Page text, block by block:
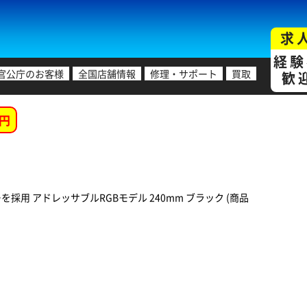
公庁のお客様 全国店舗情報 修理・サポート 買取
求
経
歓
採用 アドレッサブルRGBモデル 240mm ブラック (商品